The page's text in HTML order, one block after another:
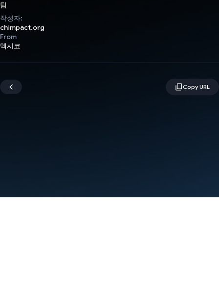
팀
작성자:
chimpact.org
From
멕시코